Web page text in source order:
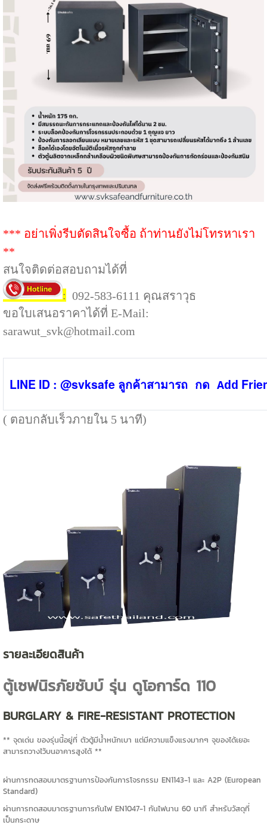
*** อย่าเพิ่งรีบตัดสินใจซื้อ ถ้าท่านยังไม่โทรหาเรา
**
สนใจติดต่อสอบถามได้ที่
: 092-583-6111 คุณสราวุธ
ขอใบเสนอราคาได้ที่ E-Mail:
sarawut_svk@hotmail.com
LINE ID : @svksafe ลูกค้าสามารถ กด Add
( ตอบกลับเร็วภายใน 5 นาที)
รายละเอียดสินค้า
ตู้เซฟนิรภัยชับบ์ รุ่น ดูโอการ์ด 110
BURGLARY & FIRE-RESISTANT PROTECTION
** จุดเด่น ของรุ่นนี้อยู่ที่ ตัวตู้มีน้ำหนักเบา แต่มีความแข็งแรงมากๆ จุของได้เยอะ
สามารถวางไว้บนอาคารสูงได้ **
ผ่านการทดสอบมาตรฐานการป้องกันการโจรกรรม EN1143-1 และ A2P (European
Standard)
ผ่านการทดสอบมาตรฐานการกันไฟ EN1047-1 กันไฟนาน 60 นาที สำหรับวัสดุที่
เป็นกระดาษ